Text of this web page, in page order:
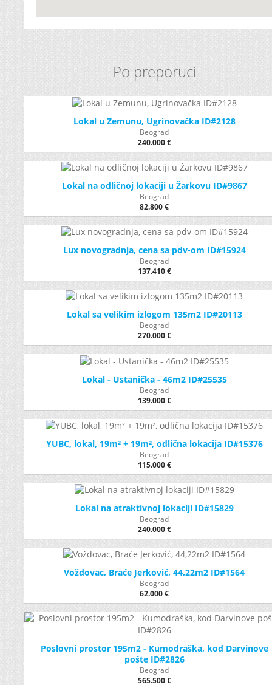
Po preporuci
Lokal u Zemunu, Ugrinovačka ID#2128
Beograd
240.000 €
Lokal na odličnoj lokaciji u Žarkovu ID#9867
Beograd
82.800 €
Lux novogradnja, cena sa pdv-om ID#15924
Beograd
137.410 €
Lokal sa velikim izlogom 135m2 ID#20113
Beograd
270.000 €
Lokal - Ustanička - 46m2 ID#25535
Beograd
139.000 €
YUBC, lokal, 19m² + 19m², odlična lokacija ID#15376
Beograd
115.000 €
Lokal na atraktivnoj lokaciji ID#15829
Beograd
240.000 €
Voždovac, Braće Jerković, 44,22m2 ID#1564
Beograd
62.000 €
Poslovni prostor 195m2 - Kumodraška, kod Darvinove
pošte ID#2826
Beograd
565.500 €